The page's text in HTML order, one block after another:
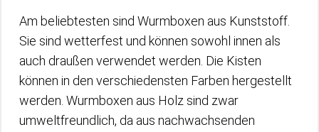
Am beliebtesten sind Wurmboxen aus Kunststoff.
Sie sind wetterfest und können sowohl innen als
auch draußen verwendet werden. Die Kisten
können in den verschiedensten Farben hergestellt
werden. Wurmboxen aus Holz sind zwar
umweltfreundlich, da aus nachwachsenden